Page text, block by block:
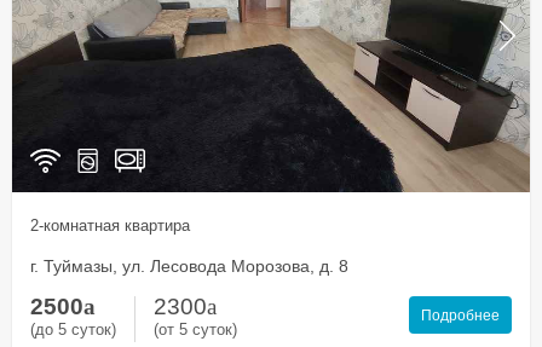
2-комнатная квартира
г. Туймазы, ул. Лесовода Морозова, д. 8
2500a
(до 5 суток)
2300a
(от 5 суток)
Подробнее